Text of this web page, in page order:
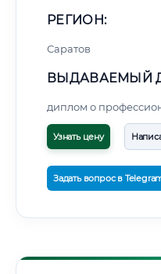
РЕГИОН:
Саратов
ВЫДАВАЕМЫЙ
диплом о
Узнать цену
Задать вопрос в